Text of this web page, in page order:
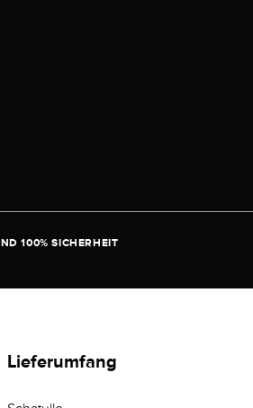
100% SICHERHEIT
Lieferumfang